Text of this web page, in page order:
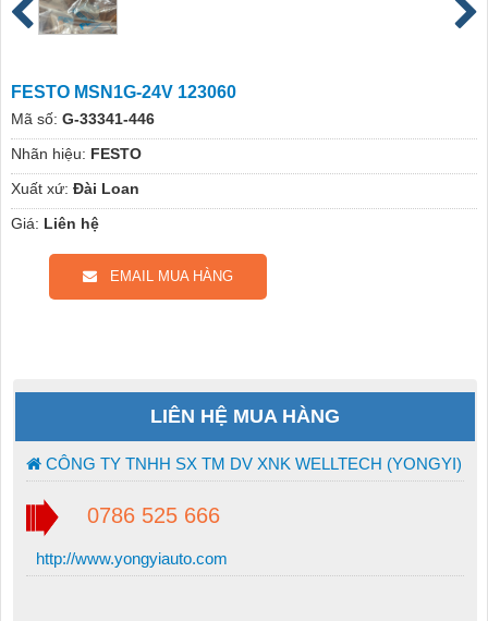
FESTO MSN1G-24V 123060
Mã số: G-33341-446
Nhãn hiệu: FESTO
Xuất xứ: Đài Loan
Giá: Liên hệ
EMAIL MUA HÀNG
LIÊN HỆ MUA HÀNG
CÔNG TY TNHH SX TM DV XNK WELLTECH (YONGYI)
0786 525 666
http://www.yongyiauto.com